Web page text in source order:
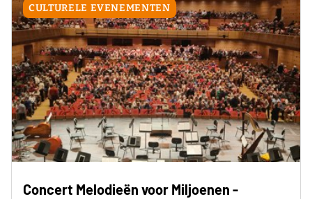
CULTURELE EVENEMENTEN
Concert Melodieën voor Miljoenen -